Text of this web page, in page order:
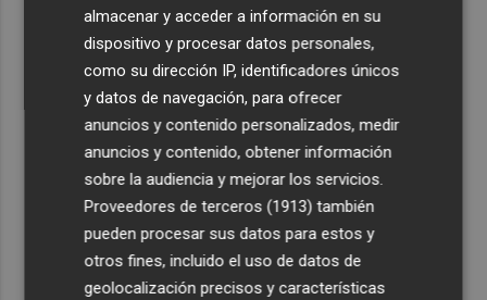
Estos son los estrenos que abren la cartelera en agosto:
de la comedia 'El último mono' a una nueva entrega de
'La Patrulla Canina'
Recibe toda la actualidad de
Plaza Podcast en tu correo
Quiero suscribirme
almacenar y acceder a información en su
dispositivo y procesar datos personales,
como su dirección IP, identificadores únicos
y datos de navegación, para ofrecer
anuncios y contenido personalizados, medir
anuncios y contenido, obtener información
sobre la audiencia y mejorar los servicios.
Proveedores de terceros (1913) también
pueden procesar sus datos para estos y
otros fines, incluido el uso de datos de
geolocalización precisos y características